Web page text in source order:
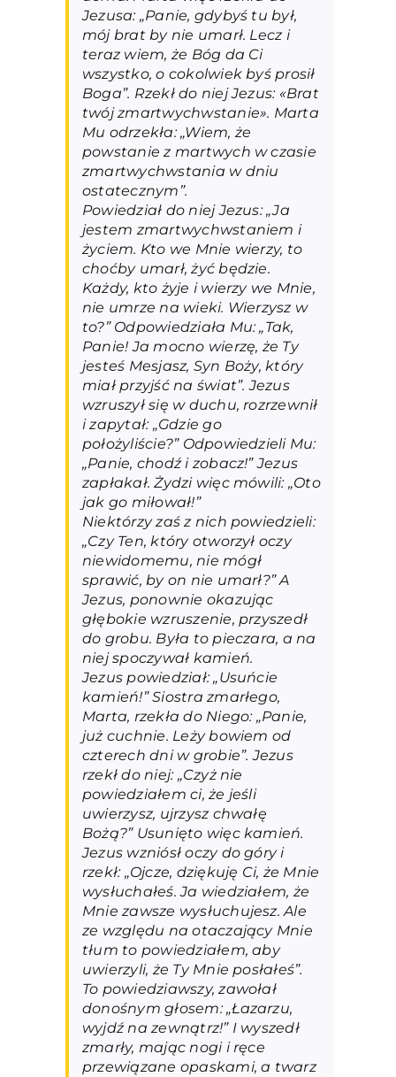
Jezusa: „Panie, gdybyś tu był,
mój brat by nie umarł. Lecz i
teraz wiem, że Bóg da Ci
wszystko, o cokolwiek byś prosił
Boga”. Rzekł do niej Jezus: «Brat
twój zmartwychwstanie». Marta
Mu odrzekła: „Wiem, że
powstanie z martwych w czasie
zmartwychwstania w dniu
ostatecznym”.
Powiedział do niej Jezus: „Ja
jestem zmartwychwstaniem i
życiem. Kto we Mnie wierzy, to
choćby umarł, żyć będzie.
Każdy, kto żyje i wierzy we Mnie,
nie umrze na wieki. Wierzysz w
to?” Odpowiedziała Mu: „Tak,
Panie! Ja mocno wierzę, że Ty
jesteś Mesjasz, Syn Boży, który
miał przyjść na świat”. Jezus
wzruszył się w duchu, rozrzewnił
i zapytał: „Gdzie go
położyliście?” Odpowiedzieli Mu:
„Panie, chodź i zobacz!” Jezus
zapłakał. Żydzi więc mówili: „Oto
jak go miłował!”
Niektórzy zaś z nich powiedzieli:
„Czy Ten, który otworzył oczy
niewidomemu, nie mógł
sprawić, by on nie umarł?” A
Jezus, ponownie okazując
głębokie wzruszenie, przyszedł
do grobu. Była to pieczara, a na
niej spoczywał kamień.
Jezus powiedział: „Usuńcie
kamień!” Siostra zmarłego,
Marta, rzekła do Niego: „Panie,
już cuchnie. Leży bowiem od
czterech dni w grobie”. Jezus
rzekł do niej: „Czyż nie
powiedziałem ci, że jeśli
uwierzysz, ujrzysz chwałę
Bożą?” Usunięto więc kamień.
Jezus wzniósł oczy do góry i
rzekł: „Ojcze, dziękuję Ci, że Mnie
wysłuchałeś. Ja wiedziałem, że
Mnie zawsze wysłuchujesz. Ale
ze względu na otaczający Mnie
tłum to powiedziałem, aby
uwierzyli, że Ty Mnie posłałeś”.
To powiedziawszy, zawołał
donośnym głosem: „Łazarzu,
wyjdź na zewnątrz!” I wyszedł
zmarły, mając nogi i ręce
przewiązane opaskami, a twarz